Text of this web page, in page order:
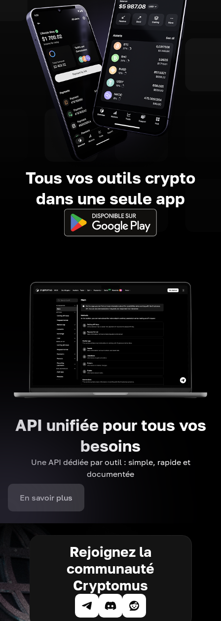
Tous vos outils crypto
dans une seule app
API unifiée pour tous vos
besoins
Une API dédiée par outil : simple, rapide et
documentée
En savoir plus
Rejoignez la
communauté
Cryptomus